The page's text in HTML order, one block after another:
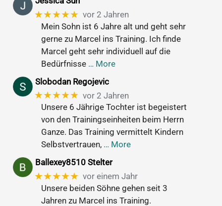
★★★★★ vor 2 Jahren
Mein Sohn ist 6 Jahre alt und geht sehr
gerne zu Marcel ins Training. Ich finde
Marcel geht sehr individuell auf die
Bedürfnisse … More
Slobodan Regojevic
★★★★★ vor 2 Jahren
Unsere 6 Jährige Tochter ist begeistert
von den Trainingseinheiten beim Herrn
Ganze. Das Training vermittelt Kindern
Selbstvertrauen, … More
Ballexey8510 Stelter
★★★★★ vor einem Jahr
Unsere beiden Söhne gehen seit 3
Jahren zu Marcel ins Training.